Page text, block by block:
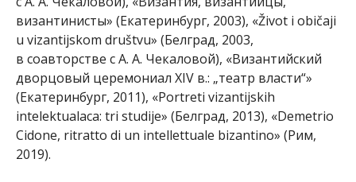
византинисты» (Екатеринбург, 2003), «Život i običaji
u vizantijskom društvu» (Белград, 2003,
в соавторстве с А. А. Чекаловой), «Византийский
дворцовый церемониал XIV в.: „театр власти“»
(Екатеринбург, 2011), «Portreti vizantijskih
intelektualaca: tri studije» (Белград, 2013), «Demetrio
Cidone, ritratto di un intellettuale bizantino» (Рим,
2019).